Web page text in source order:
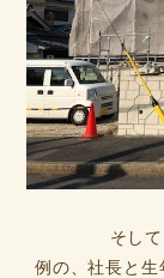
そし
例の、社長と